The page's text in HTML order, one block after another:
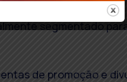
segmentado
de promoção e